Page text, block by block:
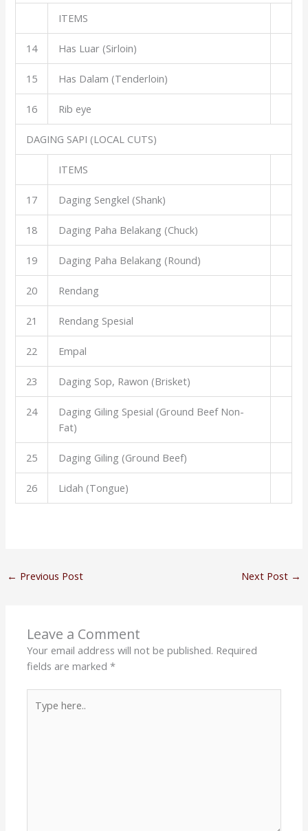
ITEMS
14 Has Luar (Sirloin)
15 Has Dalam (Tenderloin)
16 Rib eye
DAGING SAPI (LOCAL CUTS)
ITEMS
17 Daging Sengkel (Shank)
18 Daging Paha Belakang (Chuck)
19 Daging Paha Belakang (Round)
20 Rendang
21 Rendang Spesial
22 Empal
23 Daging Sop, Rawon (Brisket)
24
Daging Giling Spesial (Ground Beef Non-
Fat)
25 Daging Giling (Ground Beef)
26 Lidah (Tongue)
← Previous Post Next Post →
Leave a Comment
Your email address will not be published. Required
fields are marked*
here..